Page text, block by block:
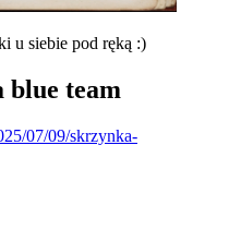
u siebie pod ręką :)
blue team
07/09/skrzynka-